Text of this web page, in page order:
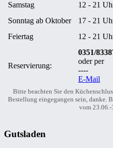
Samstag
12 - 21
Sonntag ab Oktober
17 - 21
Feiertag
12 - 21
Reservierung:
0351/
oder per
----
E-Mail
Bitte beachten Sie den
Bestellung eingegangen sein, danke.
vom
Gutsladen